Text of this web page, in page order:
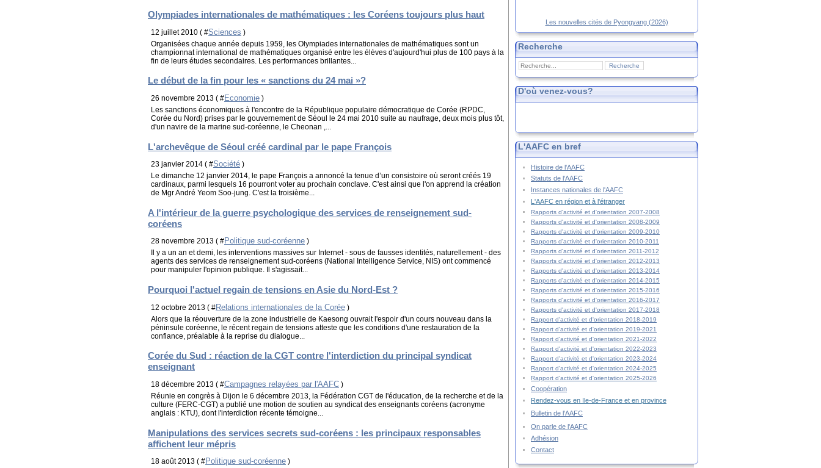
Olympiades internationales de mathématiques : les Coréens toujours plus haut
12 juillet 2010 ( #Sciences )
Organisées chaque année depuis 1959, les Olympiades internationales de mathématiques sont un
championnat international de mathématiques organisé entre les élèves d'aujourd'hui plus de 100 pays à la
fin de leurs études secondaires. Les performances brillantes...
Le début de la fin pour les « sanctions du 24 mai »?
26 novembre 2013 ( #Economie )
Les sanctions économiques à l'encontre de la République populaire démocratique de Corée (RPDC,
Corée du Nord) prises par le gouvernement de Séoul le 24 mai 2010 suite au naufrage, deux mois plus tôt,
d'un navire de la marine sud-coréenne, le Cheonan ,...
L'archevêque de Séoul créé cardinal par le pape François
23 janvier 2014 ( #Société )
Le dimanche 12 janvier 2014, le pape François a annoncé la tenue d’un consistoire où seront créés 19
cardinaux, parmi lesquels 16 pourront voter au prochain conclave. C'est ainsi que l'on apprend la création
de Mgr André Yeom Soo-jung. C'est la troisième...
A l'intérieur de la guerre psychologique des services de renseignement sud-
coréens
28 novembre 2013 ( #Politique sud-coréenne )
Il y a un an et demi, les interventions massives sur Internet - sous de fausses identités, naturellement - des
agents des services de renseignement sud-coréens (National Intelligence Service, NIS) ont commencé
pour manipuler l'opinion publique. Il s'agissait...
Pourquoi l'actuel regain de tensions en Asie du Nord-Est ?
12 octobre 2013 ( #Relations internationales de la Corée )
Alors que la réouverture de la zone industrielle de Kaesong ouvrait l'espoir d'un cours nouveau dans la
péninsule coréenne, le récent regain de tensions atteste que les conditions d'une restauration de la
confiance, préalable à la reprise du dialogue...
Corée du Sud : réaction de la CGT contre l'interdiction du principal syndicat
enseignant
18 décembre 2013 ( #Campagnes relayées par l'AAFC )
Réunie en congrès à Dijon le 6 décembre 2013, la Fédération CGT de l'éducation, de la recherche et de la
culture (FERC-CGT) a publié une motion de soutien au syndicat des enseignants coréens (acronyme
anglais : KTU), dont l'interdiction récente témoigne...
Manipulations des services secrets sud-coréens : les principaux responsables
affichent leur mépris
18 août 2013 ( #Politique sud-coréenne )
Les nouvelles cités de Pyongyang (2026)
Recherche
D'où venez-vous?
L'AAFC en bref
Histoire de l'AAFC
Statuts de l'AAFC
Instances nationales de l'AAFC
L'AAFC en région et à l'étranger
Rapports d'activité et d'orientation 2007-2008
Rapports d'activité et d'orientation 2008-2009
Rapports d'activité et d'orientation 2009-2010
Rapports d'activité et d'orientation 2010-2011
Rapports d'activité et d'orientation 2011-2012
Rapports d'activité et d'orientation 2012-2013
Rapports d'activité et d'orientation 2013-2014
Rapports d'activité et d'orientation 2014-2015
Rapports d'activité et d'orientation 2015-2016
Rapports d'activité et d'orientation 2016-2017
Rapports d'activité et d'orientation 2017-2018
Rapport d'activité et d'orientation 2018-2019
Rapport d'activité et d'orientation 2019-2021
Rapport d'activité et d'orientation 2021-2022
Rapport d'activité et d'orientation 2022-2023
Rapport d'activité et d'orientation 2023-2024
Rapport d'activité et d'orientation 2024-2025
Rapport d'activité et d'orientation 2025-2026
Coopération
Rendez-vous en Ile-de-France et en province
Bulletin de l'AAFC
On parle de l'AAFC
Adhésion
Contact